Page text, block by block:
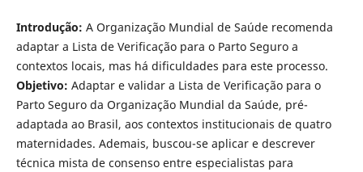
Introdução: A Organização Mundial de Saúde recomenda
adaptar a Lista de Verificação para o Parto Seguro a
contextos locais, mas há dificuldades para este processo.
Objetivo: Adaptar e validar a Lista de Verificação para o
Parto Seguro da Organização Mundial da Saúde, pré-
adaptada ao Brasil, aos contextos institucionais de quatro
maternidades. Ademais, buscou-se aplicar e descrever
técnica mista de consenso entre especialistas para